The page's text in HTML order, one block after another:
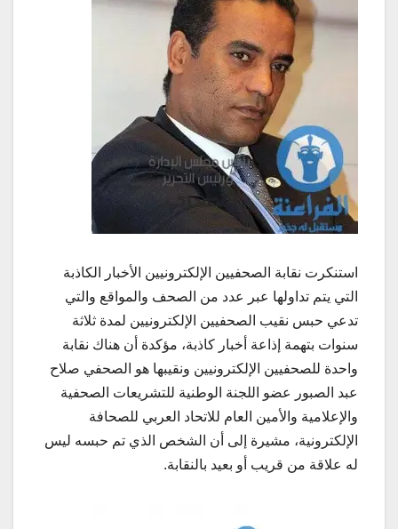
استنكرت نقابة الصحفيين الإلكترونيين الأخبار الكاذبة
التي يتم تداولها عبر عدد من الصحف والمواقع والتي
تدعي حبس نقيب الصحفيين الإلكترونيين لمدة ثلاثة
سنوات بتهمة إذاعة أخبار كاذبة، مؤكدة أن هناك نقابة
واحدة للصحفيين الإلكترونيين ونقيبها هو الصحفي صلاح
عبد الصبور عضو اللجنة الوطنية للتشريعات الصحفية
والإعلامية والأمين العام للاتحاد العربي للصحافة
الإلكترونية، مشيرة إلى أن الشخص الذي تم حبسه ليس
له علاقة من قريب أو بعيد بالنقابة.